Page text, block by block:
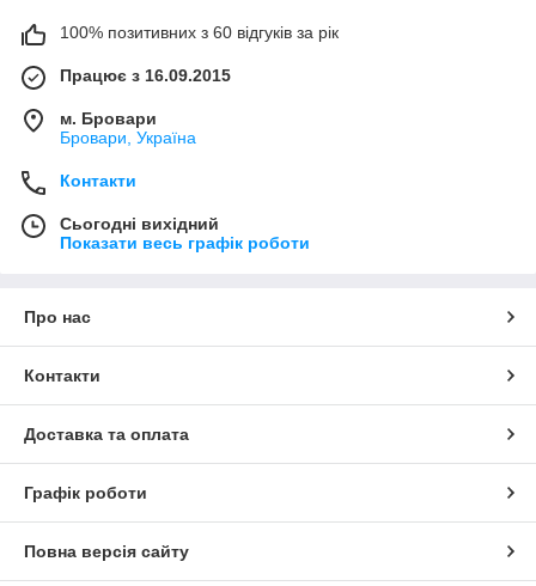
100% позитивних з 60 відгуків за рік
Працює з 16.09.2015
м. Бровари
Бровари, Україна
Контакти
Сьогодні вихідний
Показати весь графік роботи
Про нас
Контакти
Доставка та оплата
Графік роботи
Повна версія сайту